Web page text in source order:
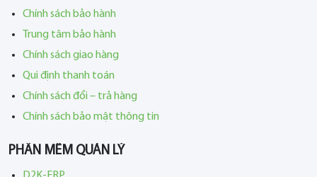
Chính sách bảo hành
Trung tâm bảo hành
Chính sách giao hàng
Qui định thanh toán
Chính sách đổi – trả hàng
Chính sách bảo mật thông tin
PHẦN MỀM QUẢN LÝ